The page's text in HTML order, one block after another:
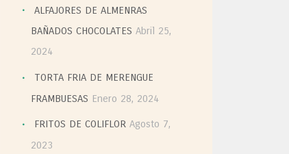
ALFAJORES DE ALMENRAS
BAÑADOS CHOCOLATES Abril 25,
2024
TORTA FRIA DE MERENGUE
FRAMBUESAS Enero 28, 2024
FRITOS DE COLIFLOR Agosto 7,
2023